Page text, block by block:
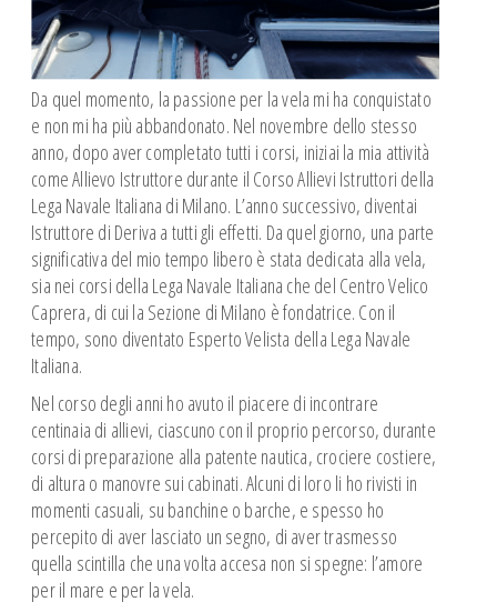
CROCIERE ESTIVE
CAMP ESTIVI
Da quel momento, la passione per la vela mi ha conquistato
e non mi ha più abbandonato. Nel novembre dello stesso
anno, dopo aver completato tutti i corsi, iniziai la mia attività
come Allievo Istruttore durante il Corso Allievi Istruttori della
Lega Navale Italiana di Milano. L’anno successivo, diventai
Istruttore di Deriva a tutti gli effetti. Da quel giorno, una parte
significativa del mio tempo libero è stata dedicata alla vela,
sia nei corsi della Lega Navale Italiana che del Centro Velico
Caprera, di cui la Sezione di Milano è fondatrice. Con il
tempo, sono diventato Esperto Velista della Lega Navale
Italiana.
Nel corso degli anni ho avuto il piacere di incontrare
centinaia di allievi, ciascuno con il proprio percorso, durante
corsi di preparazione alla patente nautica, crociere costiere,
di altura o manovre sui cabinati. Alcuni di loro li ho rivisti in
momenti casuali, su banchine o barche, e spesso ho
percepito di aver lasciato un segno, di aver trasmesso
quella scintilla che una volta accesa non si spegne: l’amore
per il mare e per la vela.